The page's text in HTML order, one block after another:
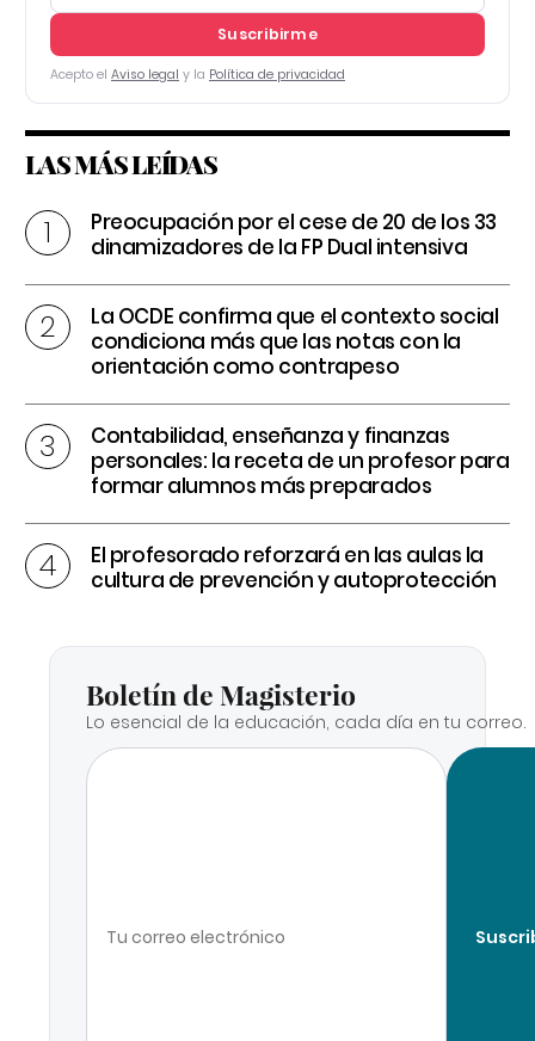
Suscribirme
Acepto el Aviso legal y la Política de privacidad
LAS MÁS LEÍDAS
Preocupación por el cese de 20 de los 33
dinamizadores de la FP Dual intensiva
La OCDE confirma que el contexto social
condiciona más que las notas con la
orientación como contrapeso
Contabilidad, enseñanza y finanzas
personales: la receta de un profesor para
formar alumnos más preparados
El profesorado reforzará en las aulas la
cultura de prevención y autoprotección
Boletín de Magisterio
Lo esencial de la educación, cada día en tu correo.